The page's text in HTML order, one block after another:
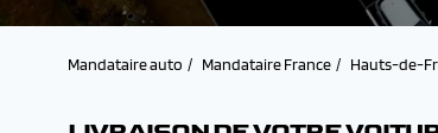
Mandataire auto Mandataire France Hauts-de-